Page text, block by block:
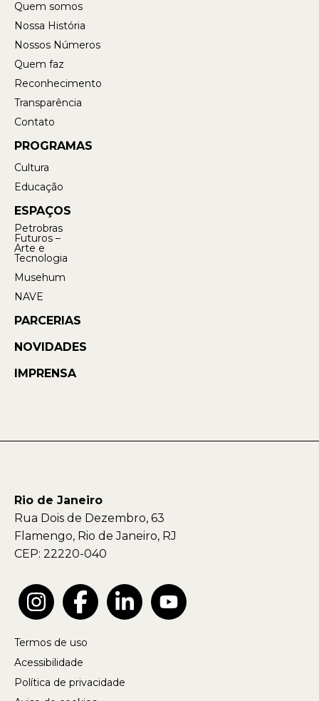
Quem somos
Nossa História
Nossos Números
Quem faz
Reconhecimento
Transparência
Contato
PROGRAMAS
Cultura
Educação
ESPAÇOS
Petrobras
Futuros –
Arte e
Tecnologia
Musehum
NAVE
PARCERIAS
NOVIDADES
IMPRENSA
Rio de Janeiro
Rua Dois de Dezembro, 63
Flamengo, Rio de Janeiro, RJ
CEP: 22220-040
Termos de uso
Acessibilidade
Política de privacidade